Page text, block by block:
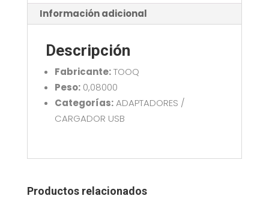
A/QC
30W
GANQCPD30WT
Información adicional
Descripción
Fabricante:TOOQ
Peso:0,08000
Categorías:ADAPTADORES /
CARGADOR USB
Productos relacionados